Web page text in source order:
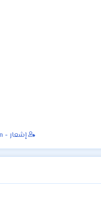
إشعار - Mention